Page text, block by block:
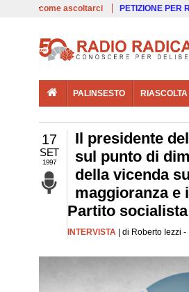
come ascoltarci PETIZIONE PER
PALINSESTO RIASCOLTA
17
SET
1997
Il presidente
sul punto di
della vicenda
maggioranza e
Partito socialista
INTERVISTA | di Roberto Iezzi